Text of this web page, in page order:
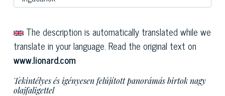
The description is automatically translated while we
translate in your language. Read the original text on
www.lionard.com
Tekintélyes és igényesen felújított panorámás birtok nagy
olajfaligettel